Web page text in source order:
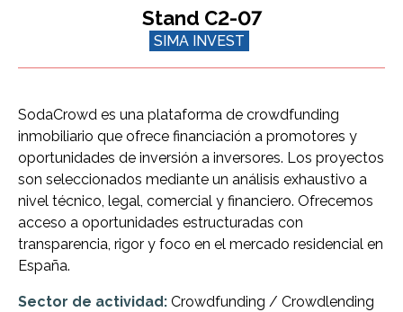
SodaCrowd es una plataforma de crowdfunding
inmobiliario que ofrece financiación a promotores y
oportunidades de inversión a inversores. Los proyectos
son seleccionados mediante un análisis exhaustivo a
nivel técnico, legal, comercial y financiero. Ofrecemos
acceso a oportunidades estructuradas con
transparencia, rigor y foco en el mercado residencial en
España.
Sector de actividad: Crowdfunding / Crowdlending
Stand C2-07
SIMA INVEST